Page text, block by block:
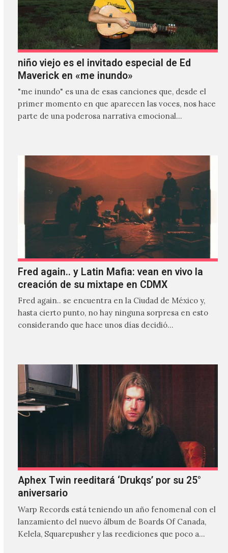
niño viejo es el invitado especial de Ed
Maverick en «me inundo»
"me inundo" es una de esas canciones que, desde el
primer momento en que aparecen las voces, nos hace
parte de una poderosa narrativa emocional…
Fred again.. y Latin Mafia: vean en vivo la
creación de su mixtape en CDMX
Fred again.. se encuentra en la Ciudad de México y,
hasta cierto punto, no hay ninguna sorpresa en esto
considerando que hace unos días decidió…
Aphex Twin reeditará ‘Drukqs’ por su 25°
aniversario
Warp Records está teniendo un año fenomenal con el
lanzamiento del nuevo álbum de Boards Of Canada,
Kelela, Squarepusher y las reediciones que poco a…